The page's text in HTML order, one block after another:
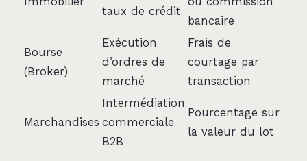
taux de crédit
bancaire
Bourse
(Broker)
Exécution
d’ordres de
marché
Frais de
courtage par
transaction
Marchandises
Intermédiation
commerciale
B2B
Pourcentage sur
la valeur du lot